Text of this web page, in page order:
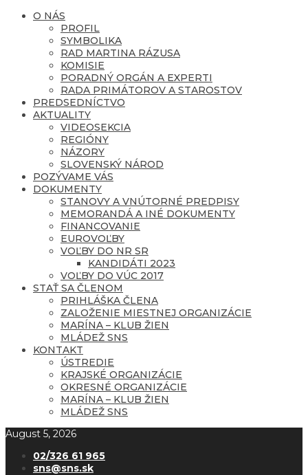
O NÁS
PROFIL
SYMBOLIKA
RAD MARTINA RÁZUSA
KOMISIE
PORADNÝ ORGÁN A EXPERTI
RADA PRIMÁTOROV A STAROSTOV
PREDSEDNÍCTVO
AKTUALITY
VIDEOSEKCIA
REGIÓNY
NÁZORY
SLOVENSKÝ NÁROD
POZÝVAME VÁS
DOKUMENTY
STANOVY A VNÚTORNÉ PREDPISY
MEMORANDÁ A INÉ DOKUMENTY
FINANCOVANIE
EUROVOĽBY
VOĽBY DO NR SR
KANDIDÁTI 2023
VOĽBY DO VÚC 2017
STAŤ SA ČLENOM
PRIHLÁŠKA ČLENA
ZALOŽENIE MIESTNEJ ORGANIZÁCIE
MARÍNA – KLUB ŽIEN
MLÁDEŽ SNS
KONTAKT
ÚSTREDIE
KRAJSKÉ ORGANIZÁCIE
OKRESNÉ ORGANIZÁCIE
MARÍNA – KLUB ŽIEN
MLÁDEŽ SNS
August 5, 2026
02/326 61 965
sns@sns.sk